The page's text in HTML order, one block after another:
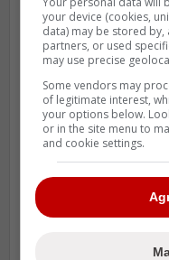
gestion saine
Je pense que si
méthode, il va
Canadien est
your device (cookies,
data) may be stored by,
partners, or used
may use precise
Some vendors may
of legitimate interest,
your options below.
or in the site menu to
and cookie settings.